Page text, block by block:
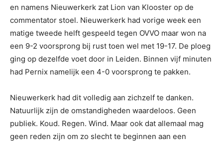
en namens Nieuwerkerk zat Lion van Klooster op de
commentator stoel. Nieuwerkerk had vorige week een
matige tweede helft gespeeld tegen OVVO maar won na
een 9-2 voorsprong bij rust toen wel met 19-17. De ploeg
ging op dezelfde voet door in Leiden. Binnen vijf minuten
had Pernix namelijk een 4-0 voorsprong te pakken.
Nieuwerkerk had dit volledig aan zichzelf te danken.
Natuurlijk zijn de omstandigheden waardeloos. Geen
publiek. Koud. Regen. Wind. Maar ook dat allemaal mag
geen reden zijn om zo slecht te beginnen aan een